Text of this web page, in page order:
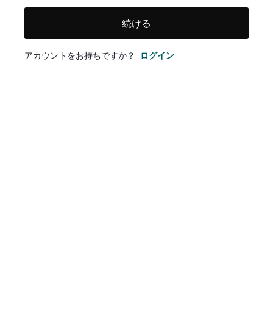
続ける
アカウントをお持ちですか？ ログイン